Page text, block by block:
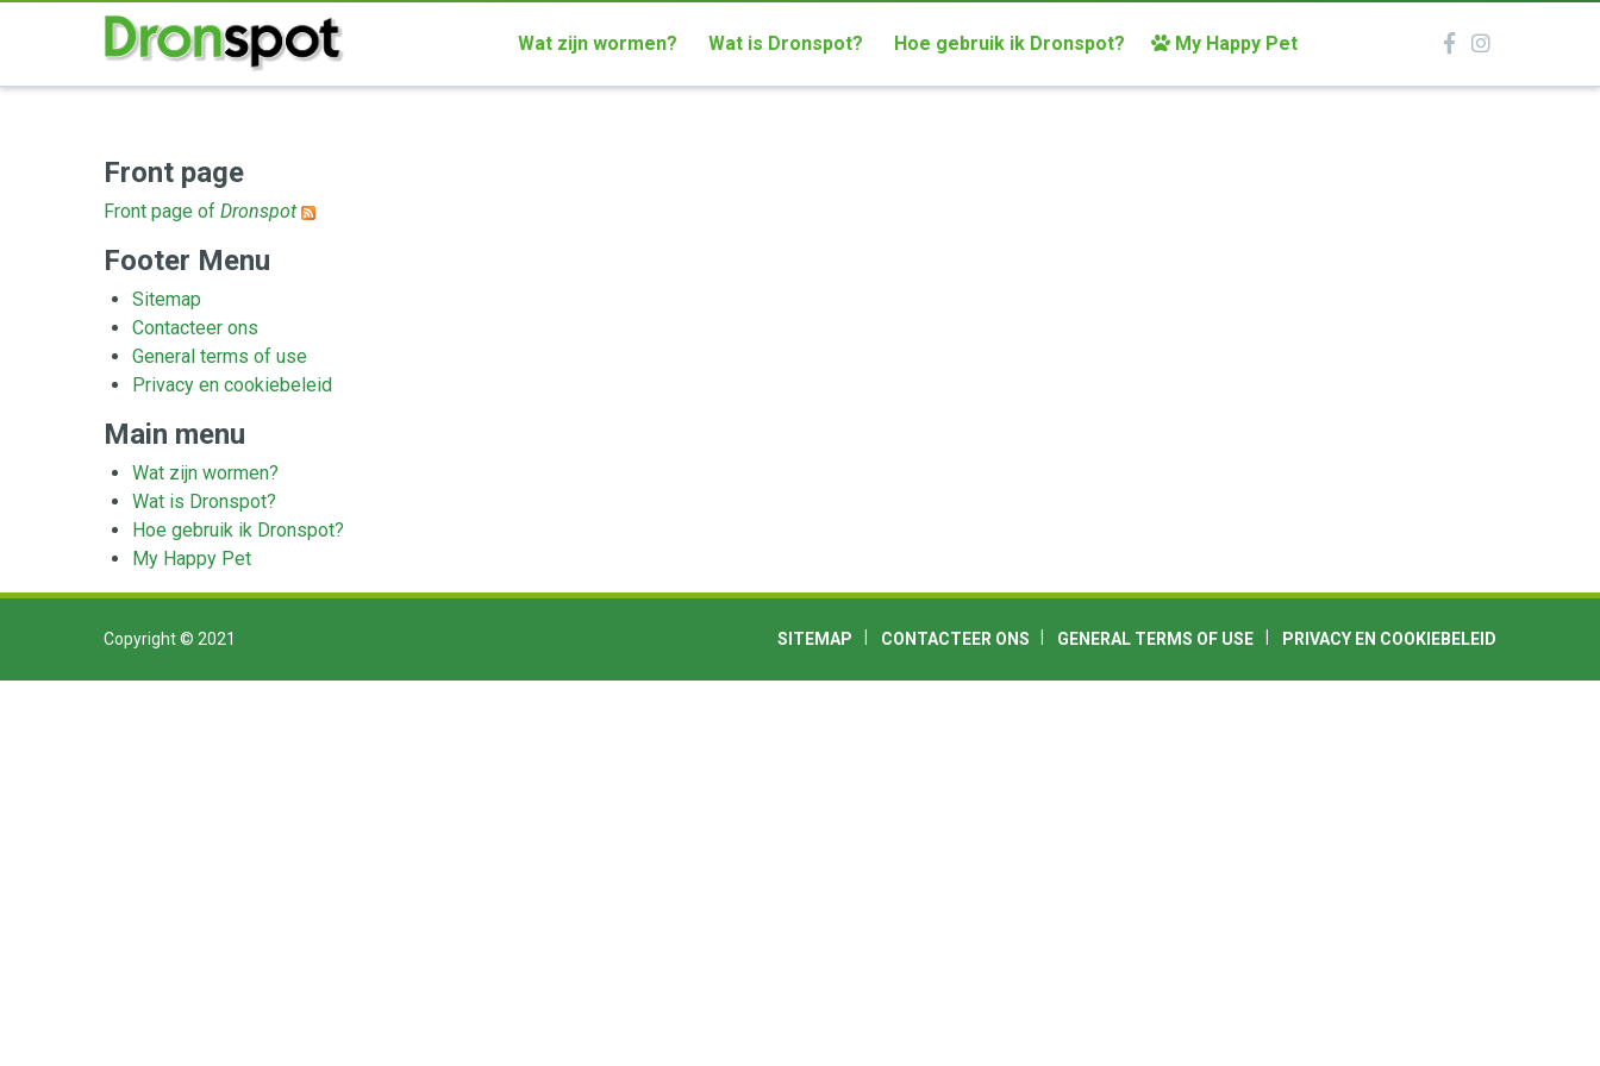
Ik heb een: Alle Kat
Wat zijn wormen? Wat is Dronspot? Hoe gebruik ik Dronspot? My Happy Pet
Front page
Front page of Dronspot
Footer Menu
Sitemap
Contacteer ons
General terms of use
Privacy en cookiebeleid
Main menu
Wat zijn wormen?
Wat is Dronspot?
Hoe gebruik ik Dronspot?
My Happy Pet
Copyright © 2021 SITEMAP CONTACTEER ONS GENERAL TERMS OF USE PRIVACY EN COOKIEBELEID